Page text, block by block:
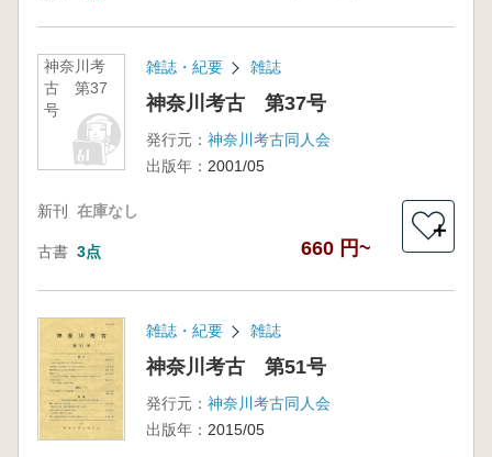
神奈川考
古 第37
号
雑誌・紀要 雑誌
神奈川考古 第37号
発行元： 神奈川考古同人会
出版年： 2001/05
新刊 在庫なし
古書 3点 660 円~
＋
雑誌・紀要 雑誌
神奈川考古 第51号
発行元： 神奈川考古同人会
出版年： 2015/05